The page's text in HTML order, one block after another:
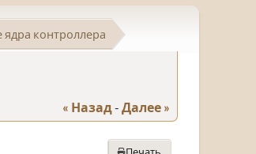
контроллера
« Назад - Далее »
Печать